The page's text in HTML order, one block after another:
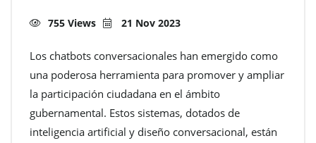
755 Views 21 Nov 2023
Los chatbots conversacionales han emergido como
una poderosa herramienta para promover y ampliar
la participación ciudadana en el ámbito
gubernamental. Estos sistemas, dotados de
inteligencia artificial y diseño conversacional, están